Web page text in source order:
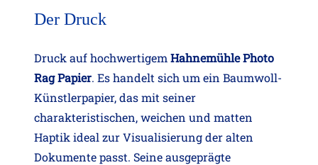
Der Druck
Druck auf hochwertigem Hahnemühle Photo
Rag Papier. Es handelt sich um ein Baumwoll-
Künstlerpapier, das mit seiner
charakteristischen, weichen und matten
Haptik ideal zur Visualisierung der alten
Dokumente passt. Seine ausgeprägte